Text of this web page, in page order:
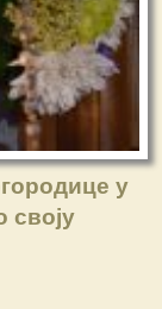
у
своју